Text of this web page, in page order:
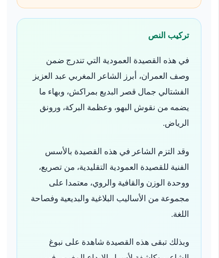
تركيب النص
في هذه القصيدة العمودية التي تندرج ضمن
وصف العمران، أبرز الشاعر المغربي عبد العزيز
الفشتالي جمال قصر البديع بمراكش، وبهاء ما
يضمه من نقوش البهو، وعظمة البركة، ورونق
الرياض.
وقد التزم الشاعر في هذه القصيدة بالأسس
الفنية للقصيدة العمودية التقليدية، من تصريع،
ووحدة الوزن والقافية والروي، معتمدا على
مجموعة من الأساليب البلاغية والبديعية وفصاحة
اللغة.
وبذلك تبقى هذه القصيدة شاهدة على نبوغ